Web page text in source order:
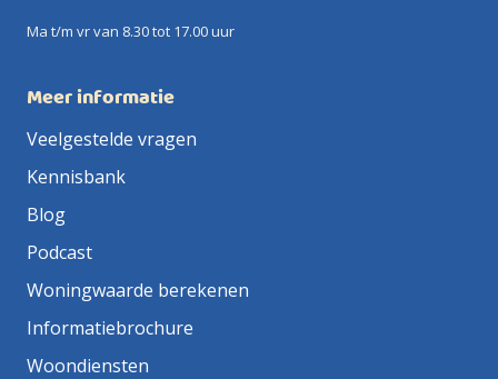
Ma t/m vr van 8.30 tot 17.00 uur
Meer informatie
Veelgestelde vragen
Kennisbank
Blog
Podcast
Woningwaarde berekenen
Informatiebrochure
Woondiensten